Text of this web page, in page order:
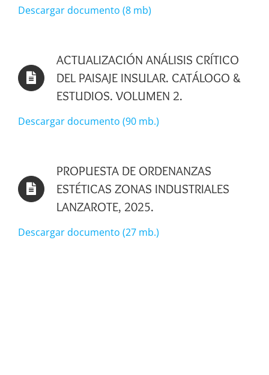
Descargar documento (8 mb)
ACTUALIZACIÓN ANÁLISIS CRÍTICO
DEL PAISAJE INSULAR. CATÁLOGO &
ESTUDIOS. VOLUMEN 2.
Descargar documento (90 mb.)
PROPUESTA DE ORDENANZAS
ESTÉTICAS ZONAS INDUSTRIALES
LANZAROTE, 2025.
Descargar documento (27 mb.)